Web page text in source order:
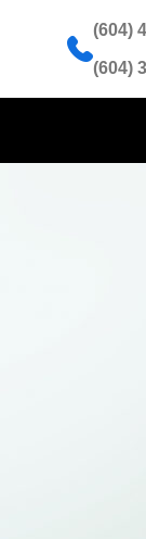
(604)
(604)